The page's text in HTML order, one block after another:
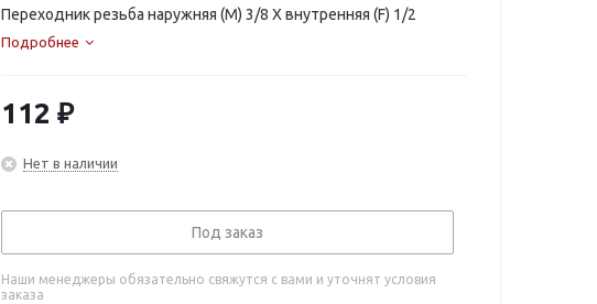
Переходник резьба наружняя (М) 3/8 Х внутренняя (F) 1/2
Подробнее
112 ₽
Нет в наличии
Под заказ
Наши менеджеры обязательно свяжутся с вами и уточнят условия
заказа